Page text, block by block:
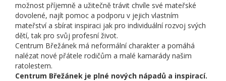
možnost příjemně a užitečně trávit chvíle své mateřské
dovolené, najít pomoc a podporu v jejich vlastním
mateřství a sbírat inspiraci jak pro individuální rozvoj svých
dětí, tak pro svůj profesní život.
Centrum Břežánek má neformální charakter a pomáhá
nalézat nové přátele rodičům a malé kamarády našim
ratolestem.
Centrum Břežánek je plné nových nápadů a inspirací.